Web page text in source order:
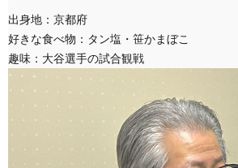
出身地：京都府
好きな食べ物：タン塩・笹かまぼこ
趣味：大谷選手の試合観戦